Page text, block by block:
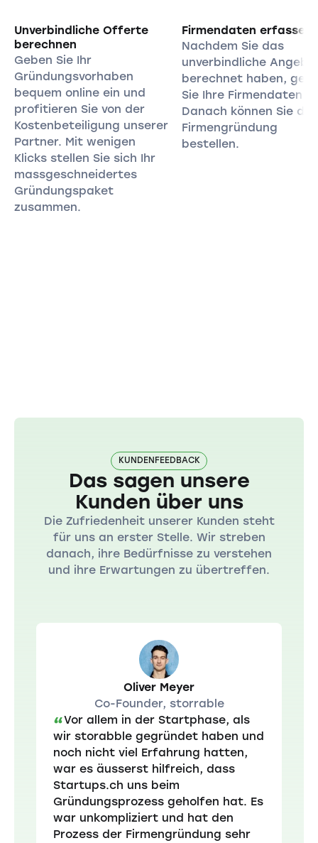
Unverbindliche Offerte
berechnen
Geben Sie Ihr
Gründungsvorhaben
bequem online ein und
profitieren Sie von der
Kostenbeteiligung unserer
Partner. Mit wenigen
Klicks stellen Sie sich Ihr
massgeschneidertes
Gründungspaket
zusammen.
Firmendaten erfassen
Nachdem Sie das
unverbindliche
berechnet haben,
Sie Ihre Firmendaten
Danach können Sie die
Firmengründung
bestellen.
KUNDENFEEDBACK
Das sagen unsere
Kunden über uns
Die Zufriedenheit unserer Kunden steht
für uns an erster Stelle. Wir streben
danach, ihre Bedürfnisse zu verstehen
und ihre Erwartungen zu übertreffen.
Oliver Meyer
Co-Founder, storrable
“Vor allem in der Startphase, als
wir storabble gegründet haben und
noch nicht viel Erfahrung hatten,
war es äusserst hilfreich, dass
Startups.ch uns beim
Gründungsprozess geholfen hat. Es
war unkompliziert und hat den
Prozess der Firmengründung sehr